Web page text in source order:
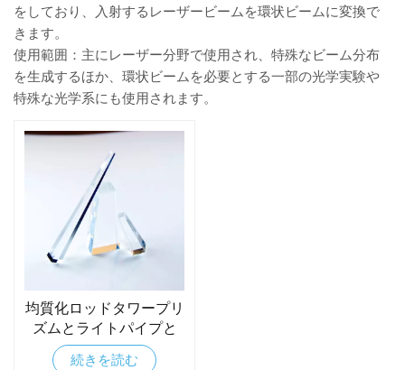
をしており、入射するレーザービームを環状ビームに変換で
きます。
使用範囲：主にレーザー分野で使用され、特殊なビーム分布
を生成するほか、環状ビームを必要とする一部の光学実験や
特殊な光学系にも使用されます。
均質化ロッドタワープリ
ズムとライトパイプと
IPLライトガイド
続きを読む